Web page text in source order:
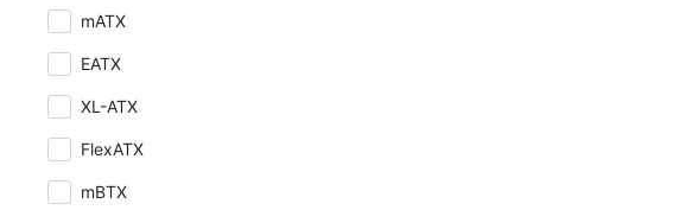
mATX
EATX
XL-ATX
FlexATX
mBTX